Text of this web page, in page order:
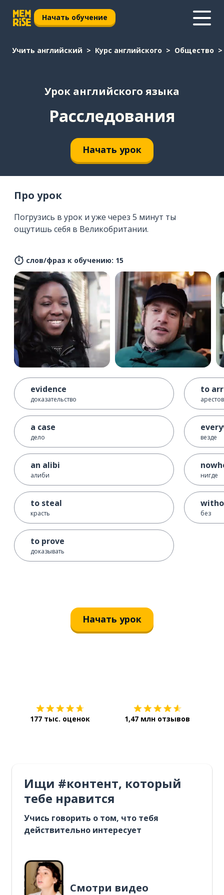
Начать обучение
Учить английский Курс английского Общество
Урок английского языка
Расследования
Начать урок
Про урок
Погрузись в урок и уже через 5 минут ты
ощутишь себя в Великобритании.
слов/фраз к обучению: 15
evidence
доказательство
a case
дело
an alibi
алиби
to steal
красть
to prove
доказывать
to
везде
нигде
без
Начать урок
177 тыс. оценок 1,47 млн отзывов
Ищи #контент, который
тебе нравится
Учись говорить о том, что тебя
действительно интересует
Смотри видео